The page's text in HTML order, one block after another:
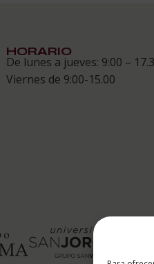
HORARIO
De lunes a jueves: 9:00 –
Viernes de 9:00-15.00